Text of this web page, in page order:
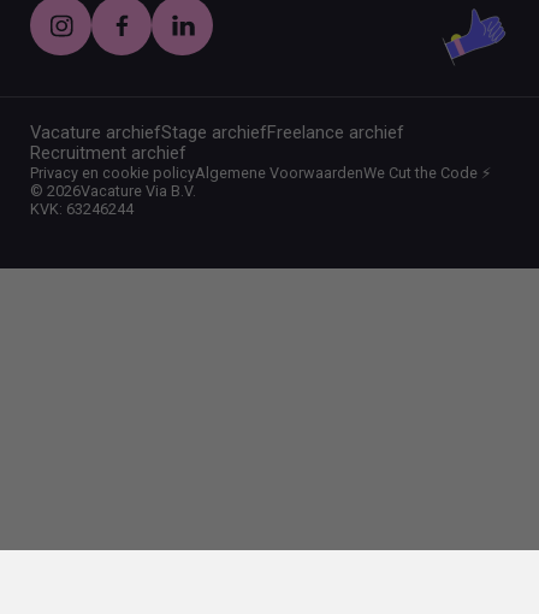
Vacature archiefStage archiefFreelance archief
Recruitment archief
©2026Vacature Via B.V.
KVK: 63246244
Privacy en cookie policyAlgemene VoorwaardenWe Cut the Code ⚡️